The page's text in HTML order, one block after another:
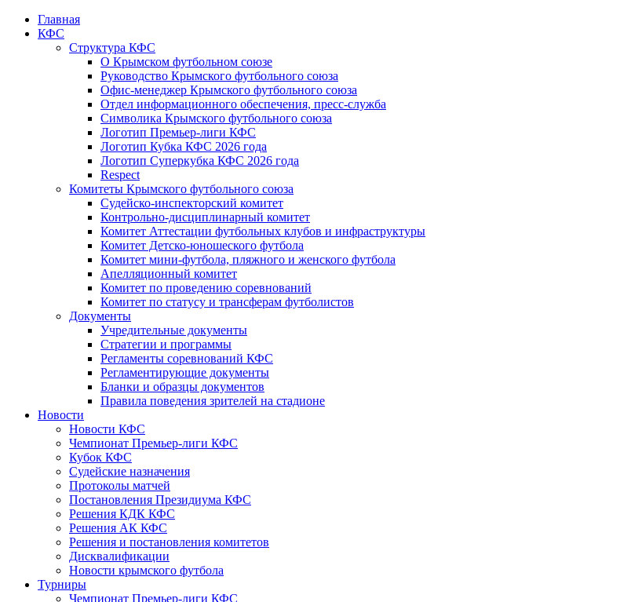
Главная
КФС
Структура КФС
О Крымском футбольном союзе
Руководство Крымского футбольного союза
Офис-менеджер Крымского футбольного союза
Отдел информационного обеспечения, пресс-служба
Символика Крымского футбольного союза
Логотип Премьер-лиги КФС
Логотип Кубка КФС 2026 года
Логотип Суперкубка КФС 2026 года
Respect
Комитеты Крымского футбольного союза
Судейско-инспекторский комитет
Контрольно-дисциплинарный комитет
Комитет Аттестации футбольных клубов и инфраструктуры
Комитет Детско-юношеского футбола
Комитет мини-футбола, пляжного и женского футбола
Апелляционный комитет
Комитет по проведению соревнований
Комитет по статусу и трансферам футболистов
Документы
Учредительные документы
Стратегии и программы
Регламенты соревнований КФС
Регламентирующие документы
Бланки и образцы документов
Правила поведения зрителей на стадионе
Новости
Новости КФС
Чемпионат Премьер-лиги КФС
Кубок КФС
Судейские назначения
Протоколы матчей
Постановления Президиума КФС
Решения КДК КФС
Решения АК КФС
Решения и постановления комитетов
Дисквалификации
Новости крымского футбола
Турниры
Чемпионат Премьер-лиги КФС